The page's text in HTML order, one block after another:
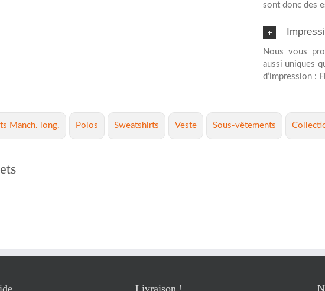
sont donc des
Nous vous
aussi uniques
d’impression :
Manch. long. Polos Sweatshirts Veste Sous-vêtements
Livraison !